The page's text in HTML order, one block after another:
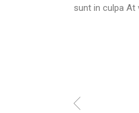
sunt in culpa